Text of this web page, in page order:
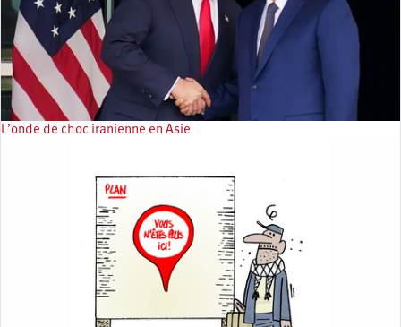
L’onde de choc iranienne en Asie